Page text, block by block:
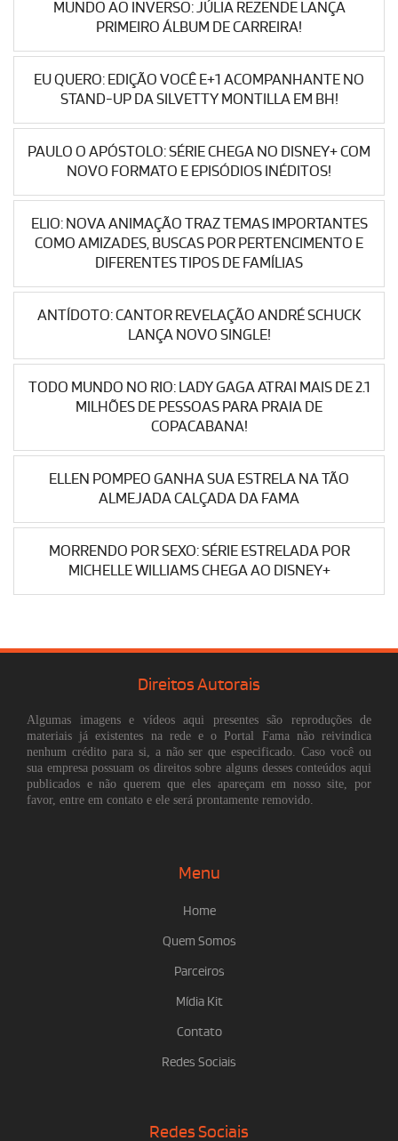
MUNDO AO INVERSO: JÚLIA REZENDE LANÇA
PRIMEIRO ÁLBUM DE CARREIRA!
EU QUERO: EDIÇÃO VOCÊ E+1 ACOMPANHANTE NO
STAND-UP DA SILVETTY MONTILLA EM BH!
PAULO O APÓSTOLO: SÉRIE CHEGA NO DISNEY+ COM
NOVO FORMATO E EPISÓDIOS INÉDITOS!
ELIO: NOVA ANIMAÇÃO TRAZ TEMAS IMPORTANTES
COMO AMIZADES, BUSCAS POR PERTENCIMENTO E
DIFERENTES TIPOS DE FAMÍLIAS
ANTÍDOTO: CANTOR REVELAÇÃO ANDRÉ SCHUCK
LANÇA NOVO SINGLE!
TODO MUNDO NO RIO: LADY GAGA ATRAI MAIS DE 2.1
MILHÕES DE PESSOAS PARA PRAIA DE
COPACABANA!
ELLEN POMPEO GANHA SUA ESTRELA NA TÃO
ALMEJADA CALÇADA DA FAMA
MORRENDO POR SEXO: SÉRIE ESTRELADA POR
MICHELLE WILLIAMS CHEGA AO DISNEY+
Direitos Autorais
Algumas imagens e vídeos aqui presentes são reproduções de
materiais já existentes na rede e o Portal Fama não reivindica
nenhum crédito para si, a não ser que especificado. Caso você ou
sua empresa possuam os direitos sobre alguns desses conteúdos aqui
publicados e não querem que eles apareçam em nosso site, por
favor, entre em contato e ele será prontamente removido.
Menu
Home
Quem Somos
Parceiros
Mídia Kit
Contato
Redes Sociais
Redes Sociais